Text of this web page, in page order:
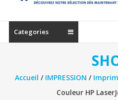
matériel
informatique
Categories
Accueil / IMPRESSION /
Couleur HP